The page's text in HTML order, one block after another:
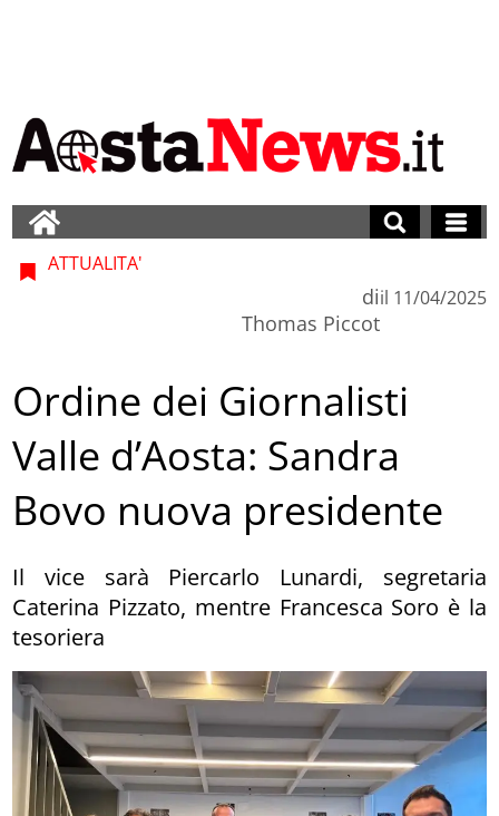
ATTUALITA'
di
Thomas Piccot
il 11/04/2025
Ordine dei Giornalisti
Valle d’Aosta: Sandra
Bovo nuova presidente
Il vice sarà Piercarlo Lunardi, segretaria
Caterina Pizzato, mentre Francesca Soro è la
tesoriera